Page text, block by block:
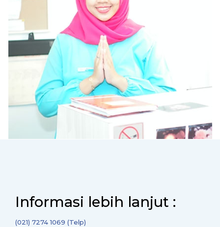
Informasi lebih lanjut :
(021) 7274 1069 (Telp)